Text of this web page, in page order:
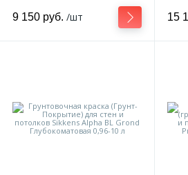
наружных работ Матовый
9 150 руб. /шт 15